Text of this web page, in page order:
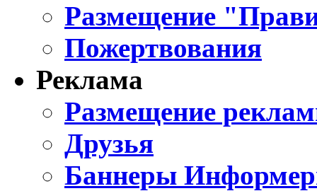
Размещение
Пожертвования
Реклама
Размещение
Друзья
Баннеры